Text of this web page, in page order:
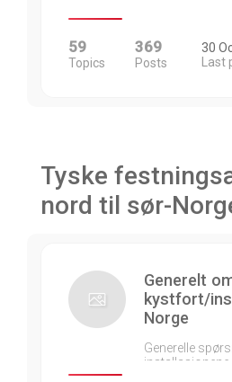
59
Topics
369
Posts
30
Tyske
nord til sør-
Generelt
kystfort/
Norge
Generelle
installasjonene